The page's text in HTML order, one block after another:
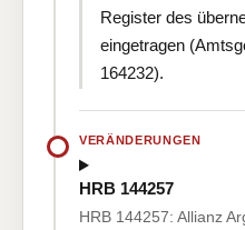
Register des
eingetragen
164232).
VERÄNDERUNGEN
HRB 144257
HRB 144257: Allianz